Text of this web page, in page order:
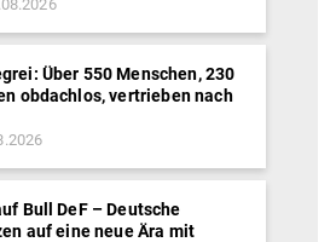
Über 550 Menschen, 230
obdachlos, vertrieben nach
Bull DeF – Deutsche
auf eine neue Ära mit